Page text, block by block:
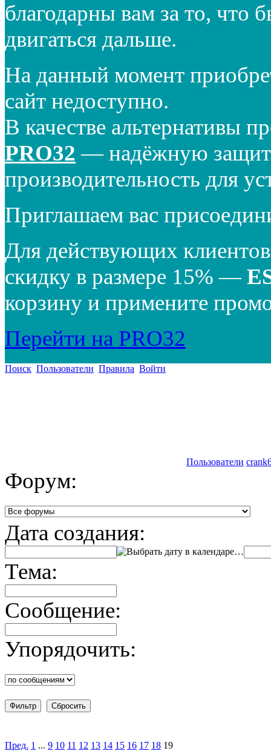
благодарны вам за то, что
двигаться дальше.
На данный момент
сайт недоступно.
В качестве альтернативы
PRO32 — надёжную
производительность для
Приглашаем вас
Для действующих
скидку в размере 15% —
корзину и примените
Перейти на PRO32
Поиск Пользователи Правила Войти
Пользователи
Форум:
Дата создания:
…
Тема:
Сообщение:
Упорядочить:
Пред. 1 ... 9 10 11 12 13 14 15 16 17 18 19